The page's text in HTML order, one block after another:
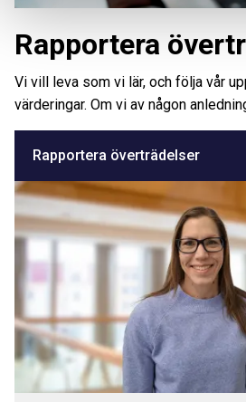
Rapportera
Vi vill leva som vi lär, och följa vår
värderingar. Om vi av någon
Rapportera överträdelser